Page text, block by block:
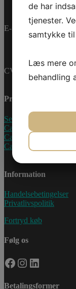
E-mail:
CVR-nummer:
Produkter
Sea-Doo Vandscooter
Can-Am ATV
Can-Am UTV
Can-Am Roadster
Information
Handelsebetingelser
Privatlivspolitik
Fortryd køb
Følg os
Facebook
Instagram
LinkedIn
Betalingsformer
de har
tjenester.
samtykke
Læs mere
behandling